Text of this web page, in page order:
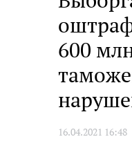
600
16.04.2021 16:48